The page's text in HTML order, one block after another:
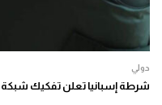
دولي
شرطة إسبانيا تعلن تفكيك شبكة